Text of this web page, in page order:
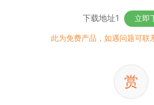
下载地址1 立即
此为免费产品，如遇问题可联
赏